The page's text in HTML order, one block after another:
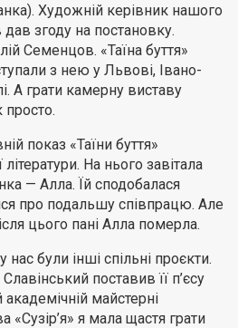
Художній керівник нашого
дав згоду на постановку.
Семенцов. «Таїна буття»
з нею у Львові, Івано-
А грати камерну виставу
просто.
показ «Таїни буття»
На нього завітала
— Алла. Їй сподобалася
про подальшу співпрацю. Але
цього пані Алла померла.
були інші спільні проєкти.
поставив її п’єсу
майстерні
«Сузір’я» я мала щастя грати